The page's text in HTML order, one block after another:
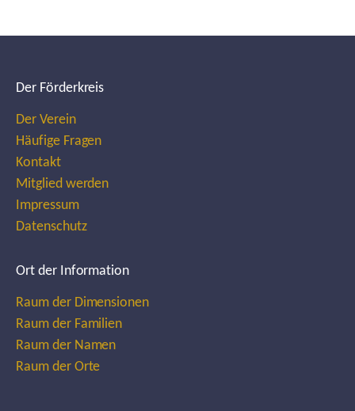
Der Förderkreis
Der Verein
Häufige Fragen
Kontakt
Mitglied werden
Impressum
Datenschutz
Ort der Information
Raum der Dimensionen
Raum der Familien
Raum der Namen
Raum der Orte